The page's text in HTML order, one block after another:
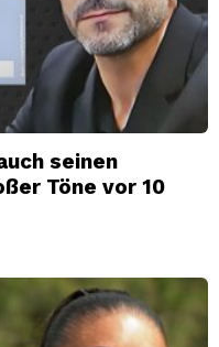
seinen
Töne vor 10